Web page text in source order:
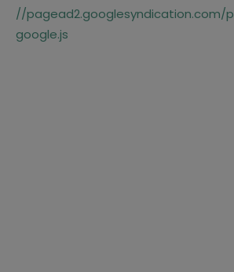
//pagead2.googlesyndication.com/
google.js